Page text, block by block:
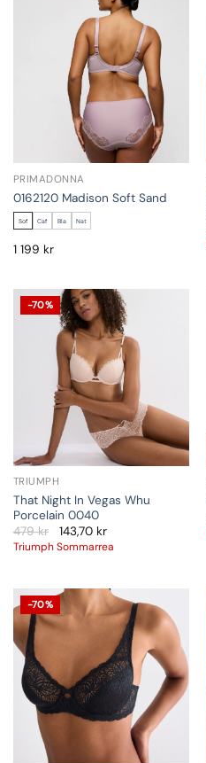
PRIMADONNA
0162120 Madison Soft Sand
Sof Caf Bla Nat
1 199 kr
-70%
TRIUMPH
That Night In Vegas Whu
Porcelain 0040
479kr 143,70 kr
Triumph Sommarrea
-70%